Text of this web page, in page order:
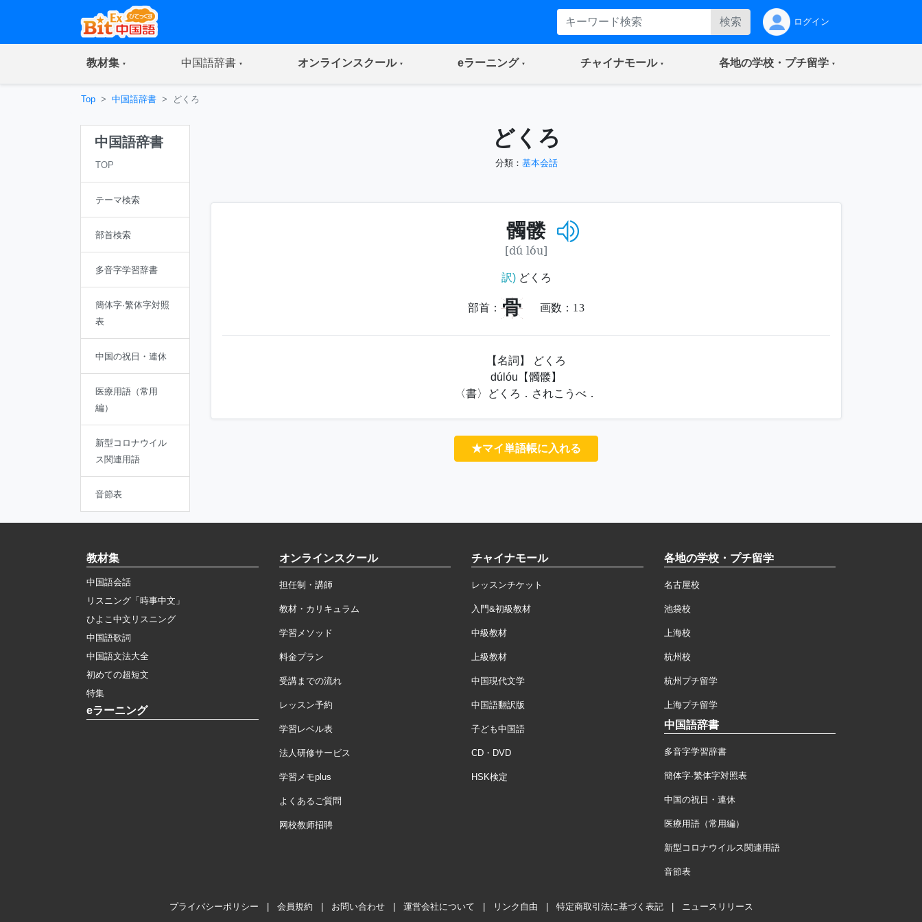
検索 ログイン
教材集(current) 中国語辞書(current) オンラインスクール(current) eラーニング(current) チャイナモール(current) 各地の学校・プチ留学(current)
Top 中国語辞書 どくろ
中国語辞書
TOP
テーマ検索
部首検索
多音字学習辞書
簡体字·繁体字対照
表
中国の祝日・連休
医療用語（常用
編）
新型コロナウイル
ス関連用語
音節表
どくろ
分類： 基本会話
髑髅
[dú lóu]
訳)どくろ
部首： 骨 画数： 13
【名詞】 どくろ
dúlóu【髑髅】
〈書〉どくろ．されこうべ．
★マイ単語帳に入れる
教材集
中国語会話
リスニング「時事中文」
ひよこ中文リスニング
中国語歌詞
中国語文法大全
初めての超短文
特集
eラーニング
オンラインスクール
担任制・講師
教材・カリキュラム
学習メソッド
料金プラン
受講までの流れ
レッスン予約
学習レベル表
法人研修サービス
学習メモplus
よくあるご質問
网校教师招聘
チャイナモール
レッスンチケット
入門&初級教材
中級教材
上級教材
中国現代文学
中国語翻訳版
子ども中国語
CD・DVD
HSK検定
各地の学校・プチ留学
名古屋校
池袋校
上海校
杭州校
杭州プチ留学
上海プチ留学
中国語辞書
多音字学習辞書
簡体字·繁体字対照表
中国の祝日・連休
医療用語（常用編）
新型コロナウイルス関連用語
音節表
プライバシーポリシー 会員規約 お問い合わせ 運営会社について リンク自由 特定商取引法に基づく表記 ニュースリリース